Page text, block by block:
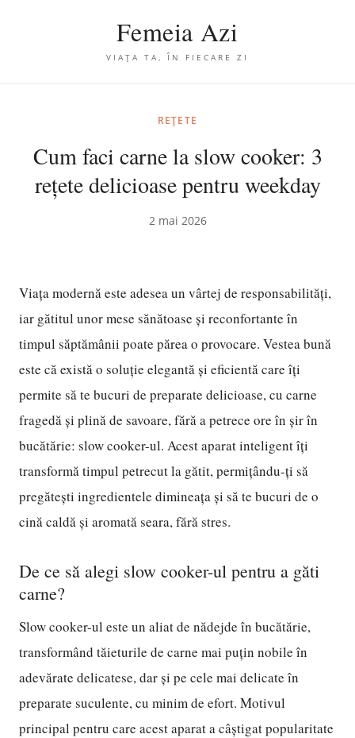
Femeia Azi
VIAȚA TA, ÎN FIECARE ZI
REȚETE
Cum faci carne la slow cooker: 3
rețete delicioase pentru weekday
2 mai 2026
Viața modernă este adesea un vârtej de responsabilități,
iar gătitul unor mese sănătoase și reconfortante în
timpul săptămânii poate părea o provocare. Vestea bună
este că există o soluție elegantă și eficientă care îți
permite să te bucuri de preparate delicioase, cu carne
fragedă și plină de savoare, fără a petrece ore în șir în
bucătărie: slow cooker-ul. Acest aparat inteligent îți
transformă timpul petrecut la gătit, permițându-ți să
pregătești ingredientele dimineața și să te bucuri de o
cină caldă și aromată seara, fără stres.
De ce să alegi slow cooker-ul pentru a găti
carne?
Slow cooker-ul este un aliat de nădejde în bucătărie,
transformând tăieturile de carne mai puțin nobile în
adevărate delicatese, dar și pe cele mai delicate în
preparate suculente, cu minim de efort. Motivul
principal pentru care acest aparat a câștigat popularitate